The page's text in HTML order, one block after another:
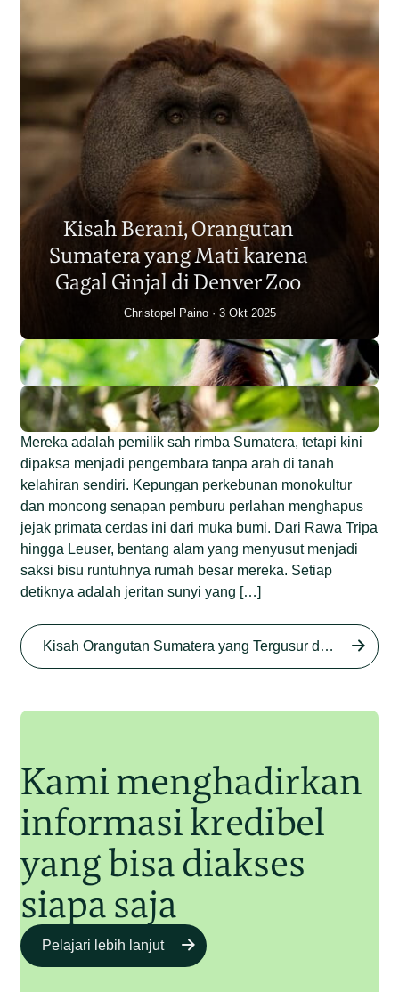
Populasi Orangutan
Sumatera Berkurang 2.700
Individu dalam Satu Dekade?
Junaidi Hanafiah 14 Jul 2026
Kisah Berani, Orangutan
Sumatera yang Mati karena
Gagal Ginjal di Denver Zoo
Christopel Paino 3 Okt 2025
Sumatera di Rawa Tripa
Junaidi Hanafiah 27 Agu 2025
Begini Modus Perburuan
Mereka adalah pemilik sah rimba Sumatera, tetapi kini
dipaksa menjadi pengembara tanpa arah di tanah
kelahiran sendiri. Kepungan perkebunan monokultur
dan moncong senapan pemburu perlahan menghapus
jejak primata cerdas ini dari muka bumi. Dari Rawa Tripa
hingga Leuser, bentang alam yang menyusut menjadi
saksi bisu runtuhnya rumah besar mereka. Setiap
detiknya adalah jeritan sunyi yang […]
Kisah Orangutan Sumatera yang Tergusur dari Rumah Sendiri series
Kami menghadirkan
informasi kredibel
yang bisa diakses
siapa saja
Pelajari lebih lanjut